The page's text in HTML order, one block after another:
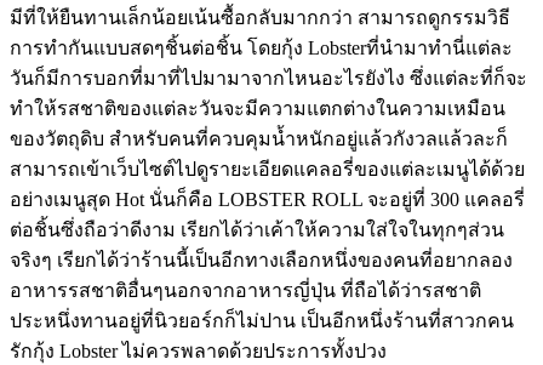
มีที่ให้ยืนทานเล็กน้อยเน้นซื้อกลับมากกว่า สามารถดูกรรมวิธี
การทำกันแบบสดๆชิ้นต่อชิ้น โดยกุ้ง Lobsterที่นำมาทำนี่แต่ละ
วันก็มีการบอกที่มาที่ไปมามาจากไหนอะไรยังไง ซึ่งแต่ละที่ก็จะ
ทำให้รสชาติของแต่ละวันจะมีความแตกต่างในความเหมือน
ของวัตถุดิบ สำหรับคนที่ควบคุมน้ำหนักอยู่แล้วกังวลแล้วละก็
สามารถเข้าเว็บไซต์ไปดูรายะเอียดแคลอรี่ของแต่ละเมนูได้ด้วย
อย่างเมนูสุด Hot นั่นก็คือ LOBSTER ROLL จะอยู่ที่ 300 แคลอรี่
ต่อชิ้นซึ่งถือว่าดีงาม เรียกได้ว่าเค้าให้ความใส่ใจในทุกๆส่วน
จริงๆ เรียกได้ว่าร้านนี้เป็นอีกทางเลือกหนึ่งของคนที่อยากลอง
อาหารรสชาติอื่นๆนอกจากอาหารญี่ปุ่น ที่ถือได้ว่ารสชาติ
ประหนึ่งทานอยู่ที่นิวยอร์กก็ไม่ปาน เป็นอีกหนึ่งร้านที่สาวกคน
รักกุ้ง Lobster ไม่ควรพลาดด้วยประการทั้งปวง